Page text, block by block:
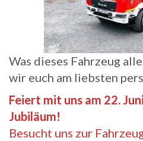
Was dieses Fahrzeug
wir euch am liebsten
Feiert mit uns am 22.
Jubiläum!
Besucht uns zur